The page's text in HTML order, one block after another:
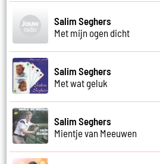
Salim Seghers
Met mijn ogen dicht
Salim Seghers
Met wat geluk
Salim Seghers
Mientje van Meeuwen